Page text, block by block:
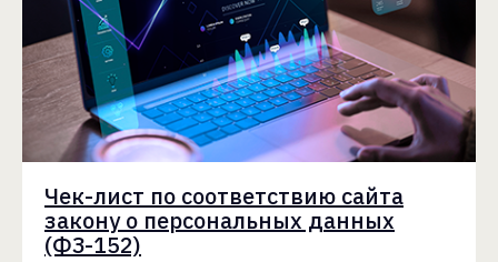
Чек-лист по соответствию сайта
закону о персональных данных
(ФЗ-152)